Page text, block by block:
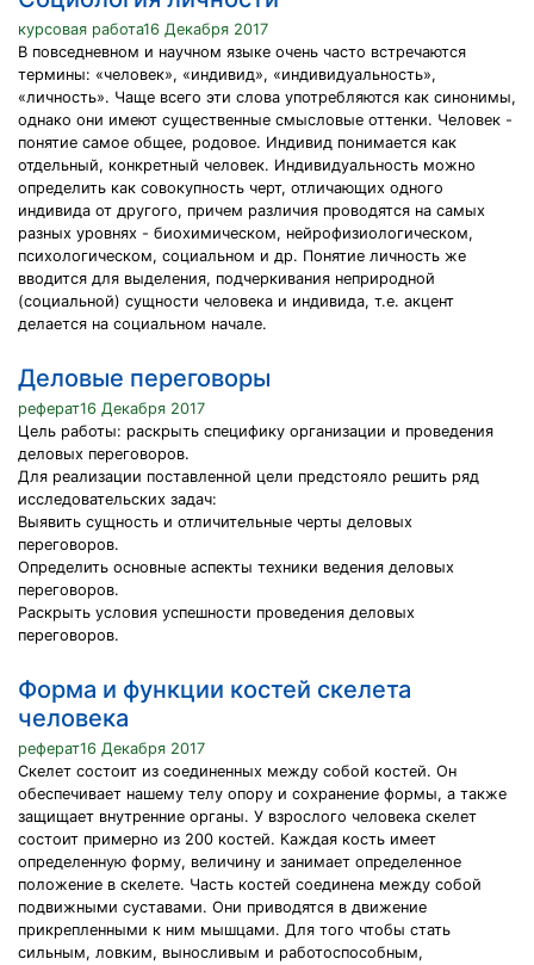
курсовая работа16 Декабря 2017
В повседневном и научном языке очень часто встречаются
термины: «человек», «индивид», «индивидуальность»,
«личность». Чаще всего эти слова употребляются как синонимы,
однако они имеют существенные смысловые оттенки. Человек -
понятие самое общее, родовое. Индивид понимается как
отдельный, конкретный человек. Индивидуальность можно
определить как совокупность черт, отличающих одного
индивида от другого, причем различия проводятся на самых
разных уровнях - биохимическом, нейрофизиологическом,
психологическом, социальном и др. Понятие личность же
вводится для выделения, подчеркивания неприродной
(социальной) сущности человека и индивида, т.е. акцент
делается на социальном начале.
Деловые переговоры
реферат16 Декабря 2017
Цель работы: раскрыть специфику организации и проведения
деловых переговоров.
Для реализации поставленной цели предстояло решить ряд
исследовательских задач:
Выявить сущность и отличительные черты деловых
переговоров.
Определить основные аспекты техники ведения деловых
переговоров.
Раскрыть условия успешности проведения деловых
переговоров.
Форма и функции костей скелета
человека
реферат16 Декабря 2017
Скелет состоит из соединенных между собой костей. Он
обеспечивает нашему телу опору и сохранение формы, а также
защищает внутренние органы. У взрослого человека скелет
состоит примерно из 200 костей. Каждая кость имеет
определенную форму, величину и занимает определенное
положение в скелете. Часть костей соединена между собой
подвижными суставами. Они приводятся в движение
прикрепленными к ним мышцами. Для того чтобы стать
сильным, ловким, выносливым и работоспособным,